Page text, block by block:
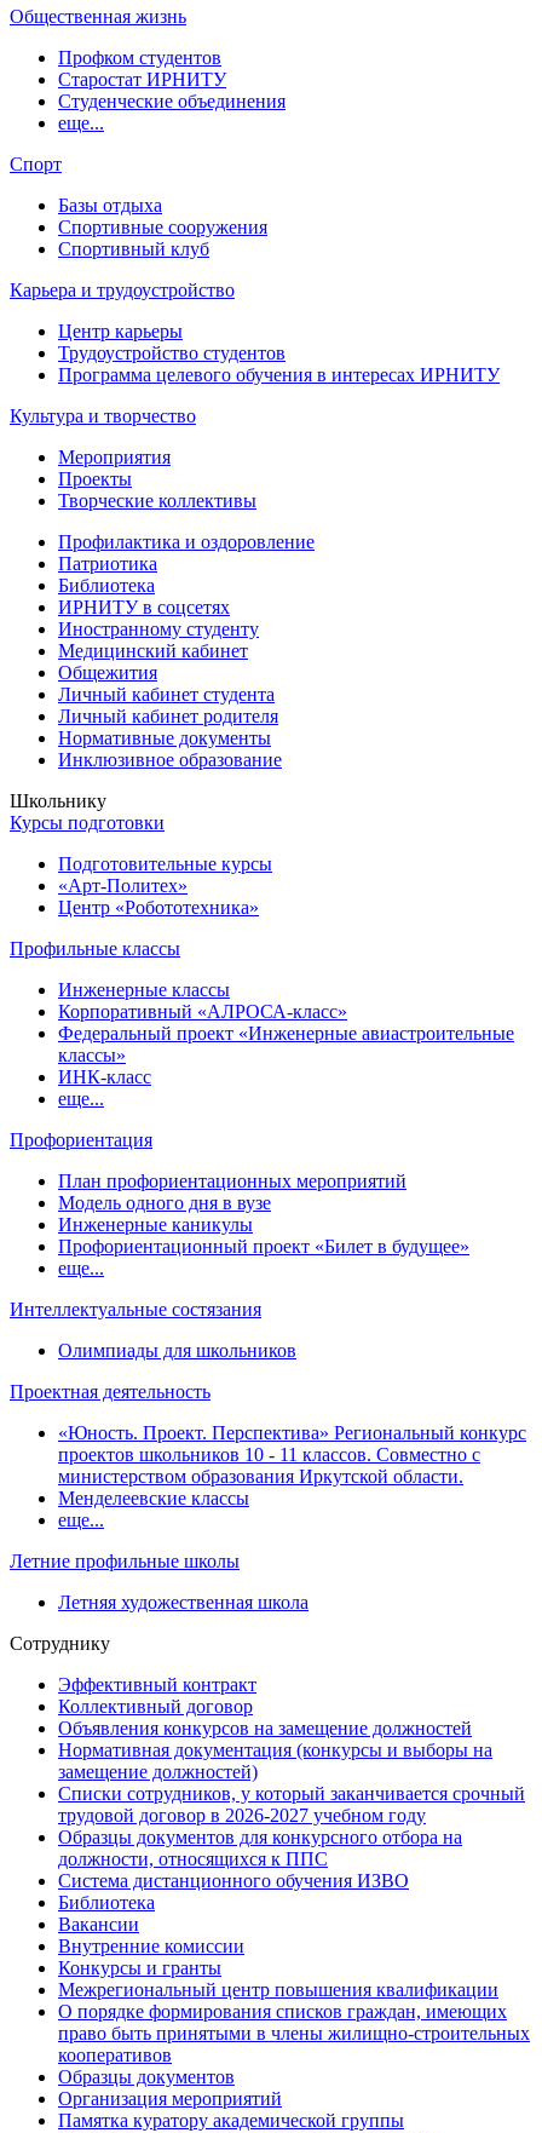
Общественная жизнь
Профком студентов
Старостат ИРНИТУ
Студенческие объединения
еще...
Спорт
Базы отдыха
Спортивные сооружения
Спортивный клуб
Карьера и трудоустройство
Центр карьеры
Трудоустройство студентов
Программа целевого обучения в интересах ИРНИТУ
Культура и творчество
Мероприятия
Проекты
Творческие коллективы
Профилактика и оздоровление
Патриотика
Библиотека
ИРНИТУ в соцсетях
Иностранному студенту
Медицинский кабинет
Общежития
Личный кабинет студента
Личный кабинет родителя
Нормативные документы
Инклюзивное образование
Школьнику
Курсы подготовки
Подготовительные курсы
«Арт-Политех»
Центр «Робототехника»
Профильные классы
Инженерные классы
Корпоративный «АЛРОСА-класс»
Федеральный проект «Инженерные авиастроительные
классы»
ИНК-класс
еще...
Профориентация
План профориентационных мероприятий
Модель одного дня в вузе
Инженерные каникулы
Профориентационный проект «Билет в будущее»
еще...
Интеллектуальные состязания
Олимпиады для школьников
Проектная деятельность
«Юность. Проект. Перспектива» Региональный конкурс
проектов школьников 10 - 11 классов. Совместно с
министерством образования Иркутской области.
Менделеевские классы
еще...
Летние профильные школы
Летняя художественная школа
Сотруднику
Эффективный контракт
Коллективный договор
Объявления конкурсов на замещение должностей
Нормативная документация (конкурсы и выборы на
замещение должностей)
Списки сотрудников, у который заканчивается срочный
трудовой договор в 2026-2027 учебном году
Образцы документов для конкурсного отбора на
должности, относящихся к ППС
Система дистанционного обучения ИЗВО
Библиотека
Вакансии
Внутренние комиссии
Конкурсы и гранты
Межрегиональный центр повышения квалификации
О порядке формирования списков граждан, имеющих
право быть принятыми в члены жилищно-строительных
кооперативов
Образцы документов
Организация мероприятий
Памятка куратору академической группы